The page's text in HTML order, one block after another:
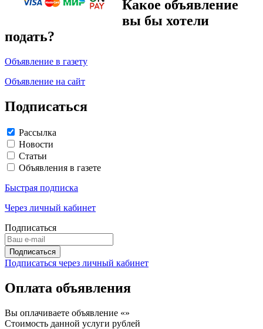
Какое объявление
вы бы хотели
подать?
Объявление в газету
Объявление на сайт
Подписаться
Рассылка
Новости
Статьи
Объявления в газете
Быстрая подписка
Через личный кабинет
Подписаться
Подписаться через личный кабинет
Оплата объявления
Вы оплачиваете объявление «»
Стоимость данной услуги рублей